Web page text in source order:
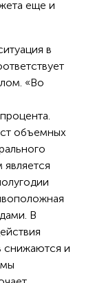
еще и
в
«Во
объемных
В
снижаются и